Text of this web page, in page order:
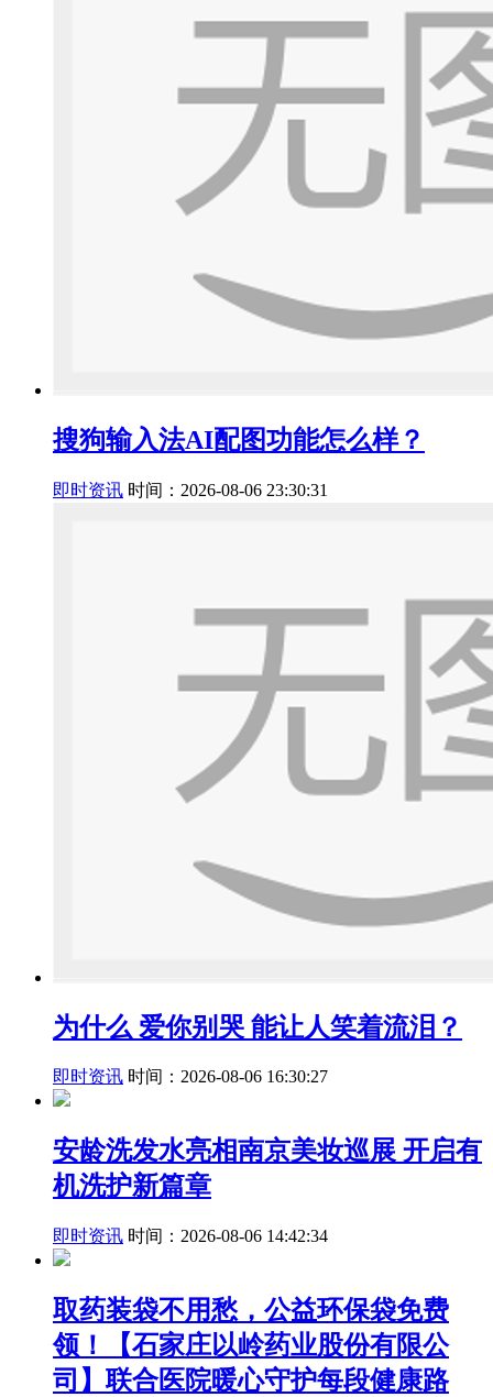
搜狗输入法AI配图功能怎么样？
即时资讯 时间：2026-08-06 23:30:31
为什么 爱你别哭 能让人笑着流泪？
即时资讯 时间：2026-08-06 16:30:27
安龄洗发水亮相南京美妆巡展 开启有
机洗护新篇章
即时资讯 时间：2026-08-06 14:42:34
取药装袋不用愁，公益环保袋免费
领！【石家庄以岭药业股份有限公
司】联合医院暖心守护每段健康路